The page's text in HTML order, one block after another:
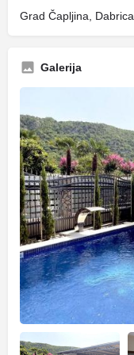
Grad Čapljina, Dabrica
Galerija